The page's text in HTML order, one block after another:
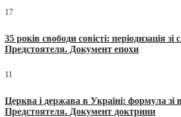
17
35 років свободи совісті: періодизація зі
Предстоятеля. Документ епохи
11
Церква і держава в Україні: формула зі
Предстоятеля. Документ доктрини